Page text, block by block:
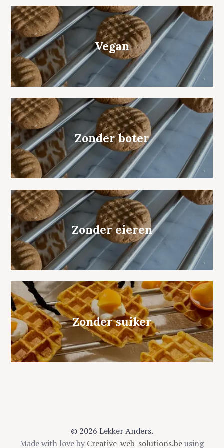
Vegan
Zonder boter
Zonder eieren
Zonder suiker
© 2026 Lekker Anders.
Made with love by Creative-web-solutions.beusing